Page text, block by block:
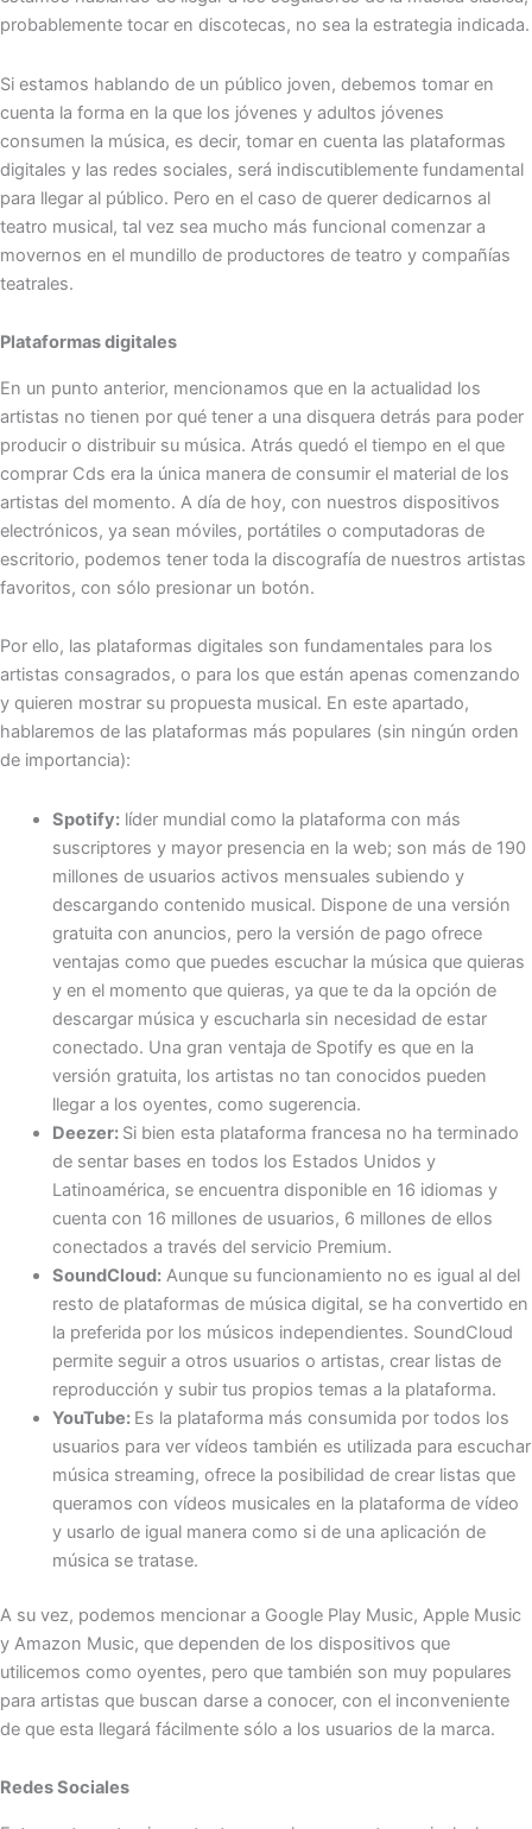
probablemente tocar en discotecas, no sea la estrategia indicada.
Si estamos hablando de un público joven, debemos tomar en
cuenta la forma en la que los jóvenes y adultos jóvenes
consumen la música, es decir, tomar en cuenta las plataformas
digitales y las redes sociales, será indiscutiblemente fundamental
para llegar al público. Pero en el caso de querer dedicarnos al
teatro musical, tal vez sea mucho más funcional comenzar a
movernos en el mundillo de productores de teatro y compañías
teatrales.
Plataformas digitales
En un punto anterior, mencionamos que en la actualidad los
artistas no tienen por qué tener a una disquera detrás para poder
producir o distribuir su música. Atrás quedó el tiempo en el que
comprar Cds era la única manera de consumir el material de los
artistas del momento. A día de hoy, con nuestros dispositivos
electrónicos, ya sean móviles, portátiles o computadoras de
escritorio, podemos tener toda la discografía de nuestros artistas
favoritos, con sólo presionar un botón.
Por ello, las plataformas digitales son fundamentales para los
artistas consagrados, o para los que están apenas comenzando
y quieren mostrar su propuesta musical. En este apartado,
hablaremos de las plataformas más populares (sin ningún orden
de importancia):
Spotify:líder mundial como la plataforma con más
suscriptores y mayor presencia en la web; son más de 190
millones de usuarios activos mensuales subiendo y
descargando contenido musical. Dispone de una versión
gratuita con anuncios, pero la versión de pago ofrece
ventajas como que puedes escuchar la música que quieras
y en el momento que quieras, ya que te da la opción de
descargar música y escucharla sin necesidad de estar
conectado. Una gran ventaja de Spotify es que en la
versión gratuita, los artistas no tan conocidos pueden
llegar a los oyentes, como sugerencia.
Deezer: Si bien esta plataforma francesa no ha terminado
de sentar bases en todos los Estados Unidos y
Latinoamérica, se encuentra disponible en 16 idiomas y
cuenta con 16 millones de usuarios, 6 millones de ellos
conectados a través del servicio Premium.
SoundCloud:Aunque su funcionamiento no es igual al del
resto de plataformas de música digital, se ha convertido en
la preferida por los músicos independientes. SoundCloud
permite seguir a otros usuarios o artistas, crear listas de
reproducción y subir tus propios temas a la plataforma.
YouTube: Es la plataforma más consumida por todos los
usuarios para ver vídeos también es utilizada para escuchar
música streaming, ofrece la posibilidad de crear listas que
queramos con vídeos musicales en la plataforma de vídeo
y usarlo de igual manera como si de una aplicación de
música se tratase.
A su vez, podemos mencionar a Google Play Music, Apple Music
y Amazon Music, que dependen de los dispositivos que
utilicemos como oyentes, pero que también son muy populares
para artistas que buscan darse a conocer, con el inconveniente
de que esta llegará fácilmente sólo a los usuarios de la marca.
Redes Sociales